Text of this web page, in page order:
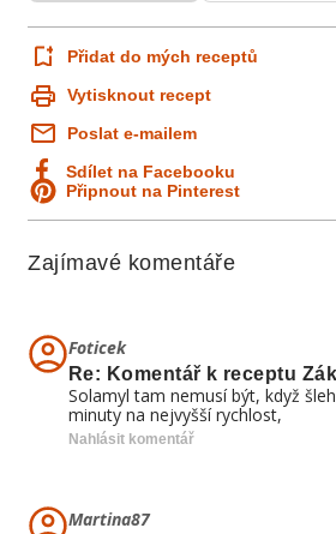
Přidat do mých receptů
Vytisknout recept
Poslat e-mailem
Sdílet na Facebooku
Připnout na Pinterest
Zajímavé komentáře
Foticek
Re: Komentář k receptu
Solamyl tam nemusí být, když
minuty na nejvyšší rychlost,
Nahlásit komentář
Martina87